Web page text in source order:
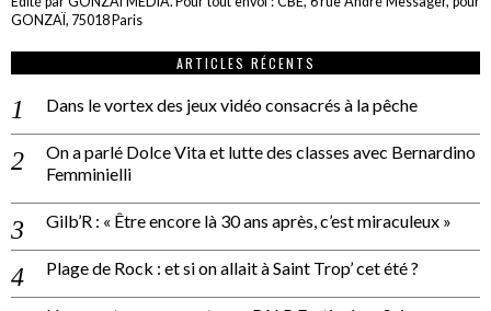
GONZAÏ, 75018 Paris
ARTICLES RÉCENTS
Dans le vortex des jeux vidéo consacrés à la pêche
On a parlé Dolce Vita et lutte des classes avec Bernardino
Femminielli
Gilb’R : « Être encore là 30 ans après, c’est miraculeux »
Plage de Rock : et si on allait à Saint Trop’ cet été ?